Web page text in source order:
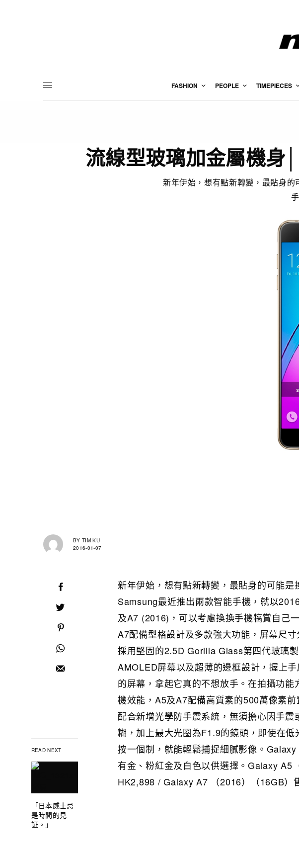
FASHION PEOPLE TIMEPIECES
流線型玻璃加金屬機
新年伊始，想有點新轉變，最貼身
BY TIM KU
2016-01-07
READ NEXT
「日本威士忌
是時間的見
証。」
新年伊始，想有點新轉變，最貼身的可能是
Samsung最近推出兩款智能手機，就以
及A7 (2016)，可以考慮換換手機犒賞自己
A7配備型格設計及多款強大功能，屏幕尺
採用堅固的2.5D Gorilla Glass第四代玻璃
AMOLED屏幕以及超薄的邊框設計，握上
的屏幕，拿起它真的不想放手。在拍攝功
機效能，A5及A7配備高質素的500萬像素
配合新增光學防手震系統，無須擔心因手
糊，加上最大光圈為F1.9的鏡頭，即使在
按一個制，就能輕鬆捕捉細膩影像。
有金、粉紅金及白色以供選擇。Galaxy A5
HK2,898 / Galaxy A7 （2016）（16GB）